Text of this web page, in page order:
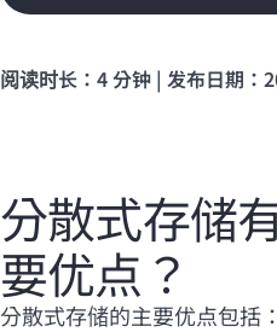
阅读时长：4 分钟 | 发布日期：
分散式存储
要优点？
分散式存储的主要优点包括：